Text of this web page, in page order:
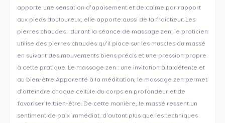
apporte une sensation d’apaisement et de calme par rapport
aux pieds douloureux, elle apporte aussi de la fraîcheur. Les
pierres chaudes : durant la séance de massage zen, le praticien
utilise des pierres chaudes qu’il place sur les muscles du massé
en suivant des mouvements biens précis et une pression propre
à cette pratique. Le massage zen : une invitation à la détente et
au bien-être Apparenté à la méditation, le massage zen permet
d’atteindre chaque cellule du corps en profondeur et de
favoriser le bien-être. De cette manière, le massé ressent un
sentiment de paix immédiat, d’autant plus que les techniques